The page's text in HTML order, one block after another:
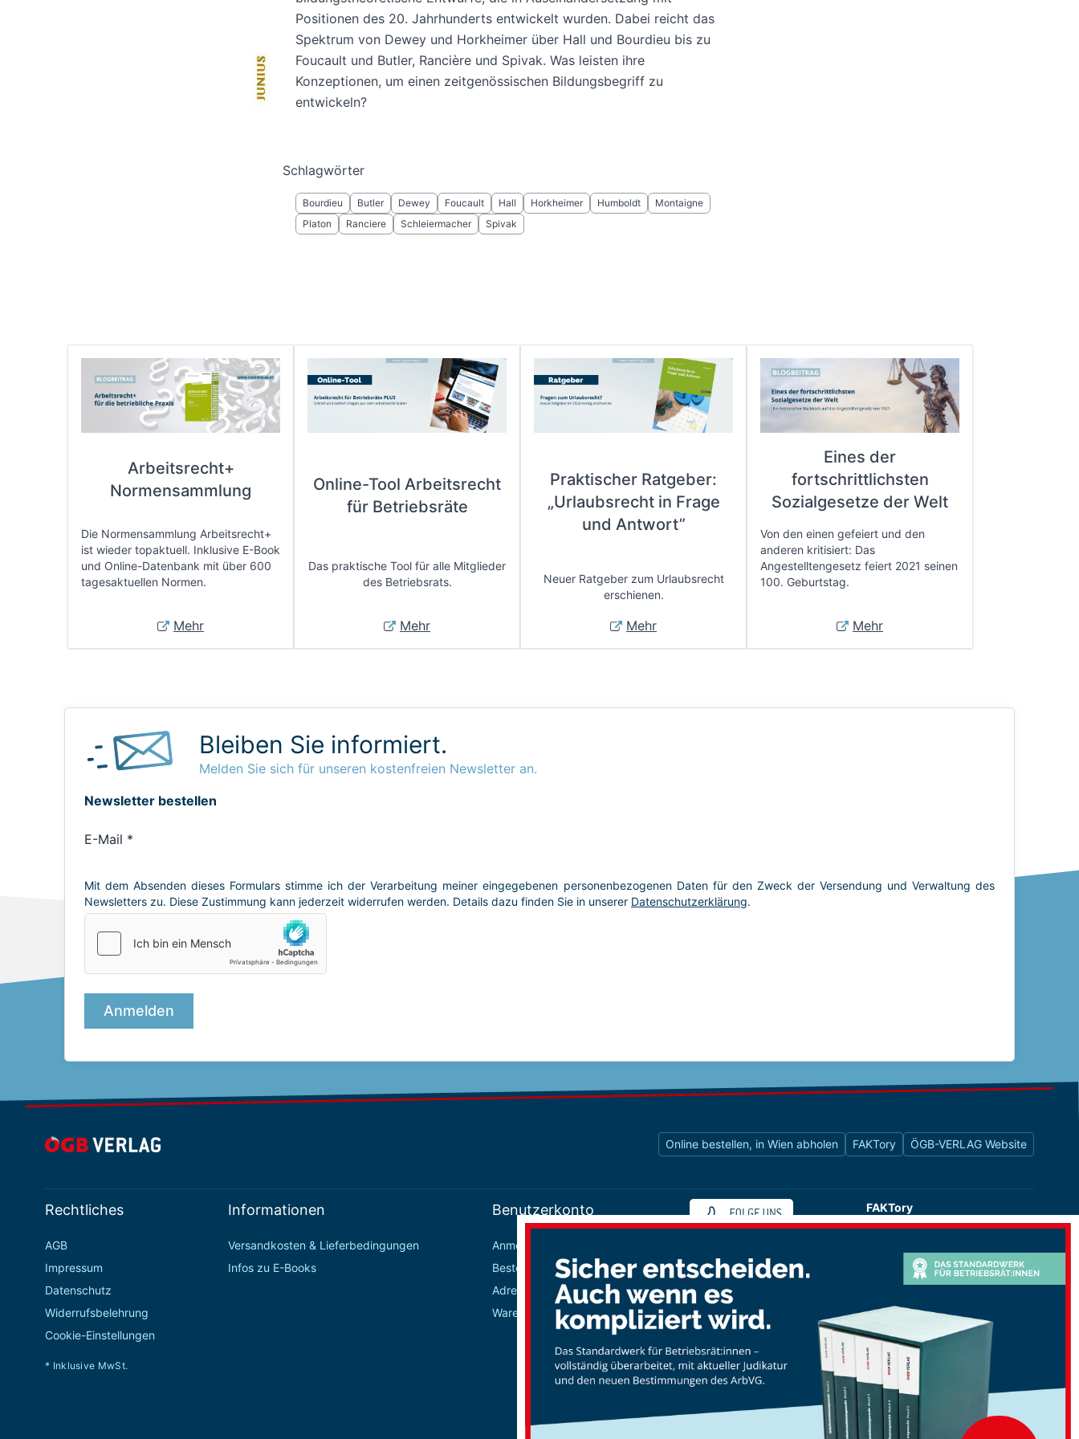
Positionen des 20. Jahrhunderts entwickelt wurden. Dabei reicht das
Spektrum von Dewey und Horkheimer über Hall und Bourdieu bis zu
Foucault und Butler, Rancière und Spivak. Was leisten ihre
Konzeptionen, um einen zeitgenössischen Bildungsbegriff zu
entwickeln?
Schlagwörter
Bourdieu Butler Dewey Foucault Hall Horkheimer Humboldt
Montaigne
Platon
Ranciere Schleiermacher Spivak
Arbeitsrecht+
Normensammlung
Die Normensammlung Arbeitsrecht+
ist wieder topaktuell. Inklusive E-Book
und Online-Datenbank mit über 600
tagesaktuellen Normen.
Mehr
Online-Tool Arbeitsrecht
für Betriebsräte
Das praktische Tool für alle Mitglieder
des Betriebsrats.
Mehr
Praktischer Ratgeber:
„Urlaubsrecht in Frage
und Antwort”
Neuer Ratgeber zum Urlaubsrecht
erschienen.
Mehr
Eines der
fortschrittlichsten
Sozialgesetze der Welt
Von den einen gefeiert und den
anderen kritisiert: Das
Angestelltengesetz feiert 2021 seinen
100. Geburtstag.
Mehr
Bleiben Sie informiert.
Melden Sie sich für unseren kostenfreien Newsletter an.
Online bestellen, in Wien abholen FAKTory ÖGB-VERLAG Website
Rechtliches
AGB
Impressum
Datenschutz
Widerrufsbelehrung
Cookie-Einstellungen
* Inklusive MwSt.
Informationen
Versandkosten & Lieferbedingungen
Infos zu E-Books
Benutzerkonto
Anmelden / Registrieren
Bestellungen
Adressbuch
Warenkorb
FAKTory
Buchhandlung des ÖGB-Verlags
1010 Wien
Tel: 01 / 405 49 98 / 99132
Fax: 01 / 405 49 98 / 99136
Öffnungszeiten:
Montag bis Freitag
9:00 - 18:00 Uhr
durchgehend